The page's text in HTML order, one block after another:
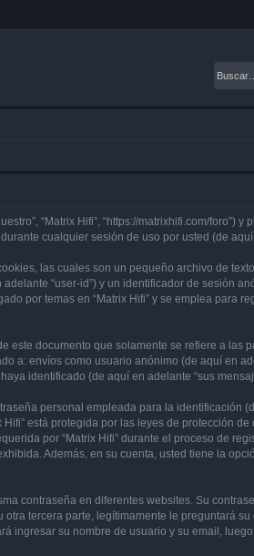
“Matrix Hifi”, “https://matrixhifi.com/foro”)
cualquier sesión de uso por usted (de
las cuales son un pequeño archivo de
“user-id”) y un identificador de sesión
por temas en “Matrix Hifi” y se emplea para
este documento que solamente se refiere a las
a: envíos como usuario anónimo (de aquí en
identificado (de aquí en adelante “sus
personal empleada para la identificación
está protegida por las leyes de protección
por “Matrix Hifi” durante el proceso de
Además, en su cuenta, usted tiene la
contraseña en diferentes websites. Su
tercera parte, legítimamente le preguntará
ingresar su nombre de usuario y su email,